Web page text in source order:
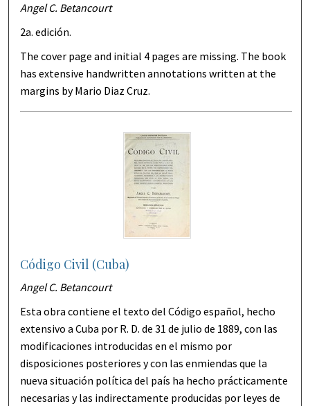
Angel C. Betancourt
2a. edición.
The cover page and initial 4 pages are missing. The book
has extensive handwritten annotations written at the
margins by Mario Diaz Cruz.
Código Civil (Cuba)
Angel C. Betancourt
Esta obra contiene el texto del Código español, hecho
extensivo a Cuba por R. D. de 31 de julio de 1889, con las
modificaciones introducidas en el mismo por
disposiciones posteriores y con las enmiendas que la
nueva situación política del país ha hecho prácticamente
necesarias y las indirectamente producidas por leyes de